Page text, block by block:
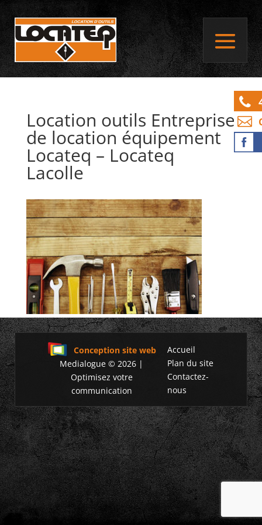
Location outils Entreprise
de location équipement
Locateq – Locateq
Lacolle
Conception site web
Medialogue © 2026 |
Optimisez votre
communication
Accueil
Plan du site
Contactez-
nous